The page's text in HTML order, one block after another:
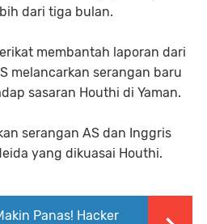
dari tiga bulan.
membantah laporan dari
melancarkan serangan baru
sasaran Houthi di Yaman.
serangan AS dan Inggris
yang dikuasai Houthi.
Panas! Hacker